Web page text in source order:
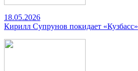
18.05.2026
Кирилл Супрунов покидает «Кузбасс»